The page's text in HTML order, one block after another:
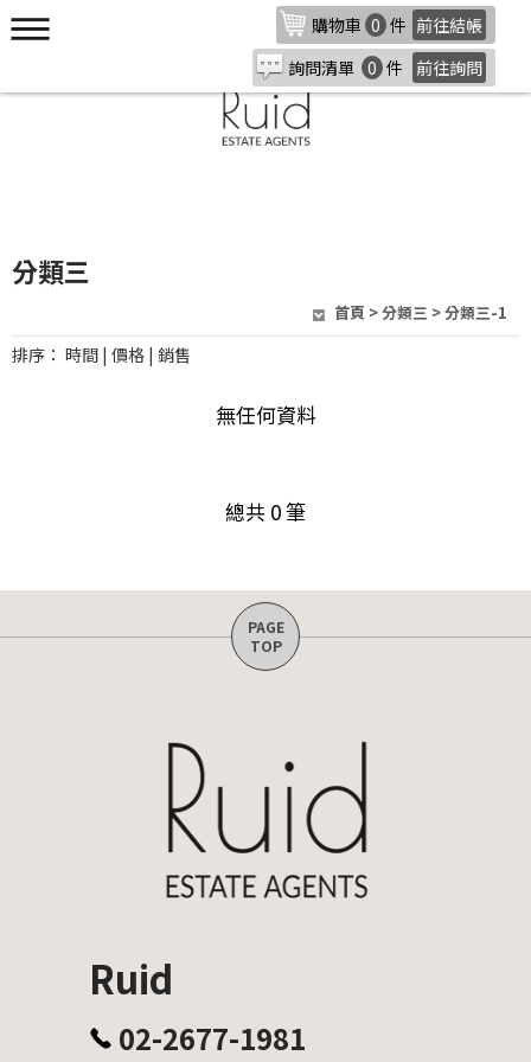
購物車 0 件 前往結帳
詢問清單 0 件 前往詢問
分類三
首頁 >分類三 > 分類三-1
排序： 時間 | 價格 | 銷售
無任何資料
總共 0 筆
Ruid
02-2677-1981